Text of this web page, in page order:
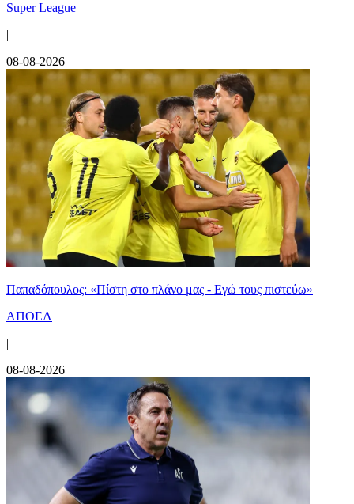
Super League
|
08-08-2026
Παπαδόπουλος: «Πίστη στο πλάνο μας - Εγώ τους πιστεύω»
ΑΠΟΕΛ
|
08-08-2026